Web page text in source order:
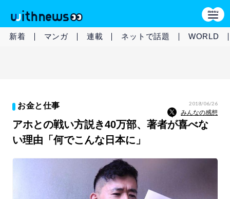
新着 マンガ 連載 ネットで話題 WORLD
お金と仕事 2018/06/26
みんなの感想
アホとの戦い方説き40万部、著者が喜べな
い理由「何でこんな日本に」